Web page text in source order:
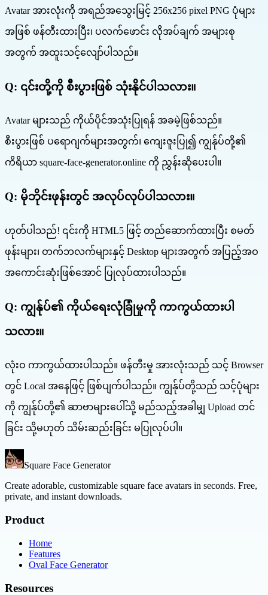
Avatar အားလုံးကို အရည်အသွေးမြင့် 256x256 pixel PNG ပုံများ
အဖြစ် ဖန်တီးထားပြီး၊ ပလက်ဖောင်း လိုအပ်ချက် အများစု
အတွက် အထူးသင့်လျော်ပါသည်။
Q: ၎င်းတို့ကို စီးပွားဖြစ် သုံးနိုင်ပါသလား။
Avatar များသည် ကိုယ်ပိုင်အသုံးပြုရန် အခမဲ့ဖြစ်သည်။
စီးပွားဖြစ် ပရောဂျက်များအတွက်၊ ကျေးဇူးပြု၍ ကျွန်ုပ်တို့၏
ကိရိယာ square-face-generator.online ကို ညွှန်းဆိုပေးပါ။
Q: မိုဘိုင်းဖုန်းတွင် အလုပ်လုပ်ပါသလား။
ဟုတ်ပါသည်! ၎င်းကို HTML5 ဖြင့် တည်ဆောက်ထားပြီး စမတ်
ဖုန်းများ၊ တက်ဘလက်များနှင့် Desktop များအတွက် အပြည့်အဝ
အကောင်းဆုံးဖြစ်အောင် ပြုလုပ်ထားပါသည်။
Q: ကျွန်ုပ်၏ ကိုယ်ရေးလုံခြုံမှုကို ကာကွယ်ထားပါ
သလား။
လုံးဝ ကာကွယ်ထားပါသည်။ ဖန်တီးမှု အားလုံးသည် သင့် Browser
တွင် Local အနေဖြင့် ဖြစ်ပျက်ပါသည်။ ကျွန်ုပ်တို့သည် သင့်ပုံများ
ကို ကျွန်ုပ်တို့၏ ဆာဗာများပေါ်သို့ မည်သည့်အခါမျှ Upload တင်
ခြင်း သို့မဟုတ် သိမ်းဆည်းခြင်း မပြုလုပ်ပါ။
Square Face Generator
Create adorable, customizable square face avatars in seconds. Free,
private, and instant downloads.
Product
Home
Features
Oval Face Generator
Resources